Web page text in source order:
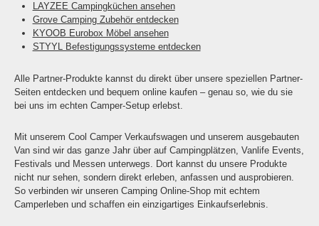
LAYZEE Campingküchen ansehen
Grove Camping Zubehör entdecken
KYOOB Eurobox Möbel ansehen
STYYL Befestigungssysteme entdecken
Alle Partner-Produkte kannst du direkt über unsere speziellen Partner-
Seiten entdecken und bequem online kaufen – genau so, wie du sie
bei uns im echten Camper-Setup erlebst.
Mit unserem Cool Camper Verkaufswagen und unserem ausgebauten
Van sind wir das ganze Jahr über auf Campingplätzen, Vanlife Events,
Festivals und Messen unterwegs. Dort kannst du unsere Produkte
nicht nur sehen, sondern direkt erleben, anfassen und ausprobieren.
So verbinden wir unseren Camping Online-Shop mit echtem
Camperleben und schaffen ein einzigartiges Einkaufserlebnis.